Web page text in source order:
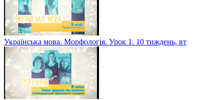
Українська мова. Морфологія. Урок 1. 10 тиждень, вт